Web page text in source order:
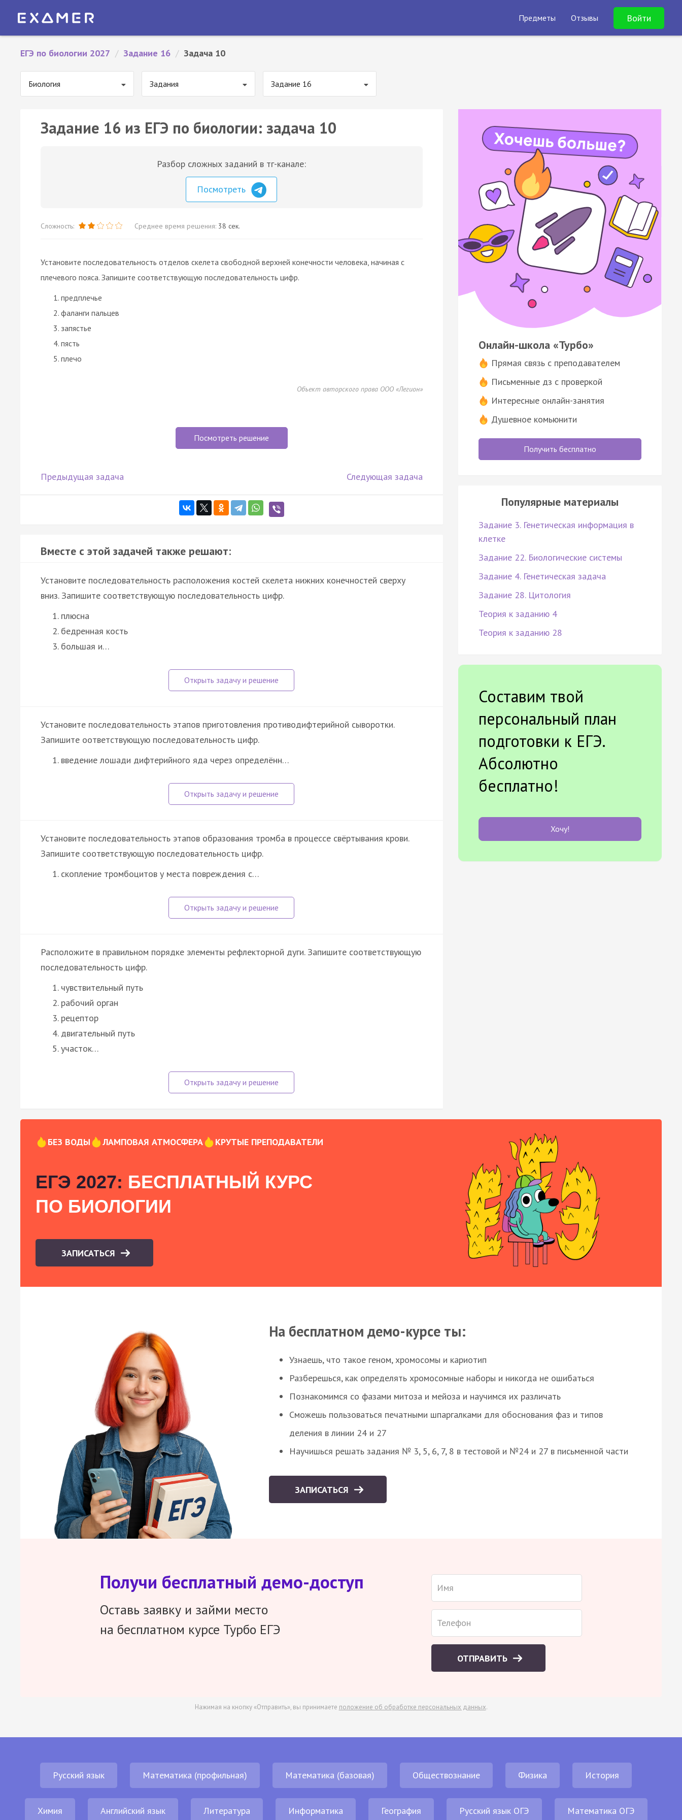
Предметы Отзывы Войти
ЕГЭ по биологии 2027 / Задание 16 / Задача 10
Биология Задания Задание 16
Задание 16 из ЕГЭ по биологии: задача 10
Разбор сложных заданий в тг-канале:
Посмотреть
Сложность: Среднее время решения: 38 сек.
Установите последовательность отделов скелета свободной верхней конечности человека, начиная с
плечевого пояса. Запишите соответствующую последовательность цифр.
предплечье
фаланги пальцев
запястье
пясть
плечо
Объект авторского права ООО «Легион»
Посмотреть решение
Предыдущая задача Следующая задача
Вместе с этой задачей также решают:
Установите последовательность расположения костей скелета нижних конечностей сверху
вниз. Запишите соответствующую последовательность цифр.
плюсна
бедренная кость
большая и…
Установите последовательность этапов приготовления противодифтерийной сыворотки.
Запишите оответствующую последовательность цифр.
введение лошади дифтерийного яда через определённ…
Установите последовательность этапов образования тромба в процессе свёртывания крови.
Запишите соответствующую последовательность цифр.
скопление тромбоцитов у места повреждения с…
Расположите в правильном порядке элементы рефлекторной дуги. Запишите соответствующую
последовательность цифр.
чувствительный путь
рабочий орган
рецептор
двигательный путь
участок…
Онлайн-школа «Турбо»
Прямая связь с преподавателем
Письменные дз с проверкой
Интересные онлайн-занятия
Душевное комьюнити
Получить бесплатно
Популярные материалы
Задание 3. Генетическая информация в
клетке
Задание 22. Биологические системы
Задание 4. Генетическая задача
Задание 28. Цитология
Теория к заданию 4
Теория к заданию 28
Составим твой
персональный план
подготовки к ЕГЭ.
Абсолютно
бесплатно!
Хочу!
БЕЗ ВОДЫ ЛАМПОВАЯ АТМОСФЕРА КРУТЫЕ ПРЕПОДАВАТЕЛИ
ЕГЭ 2027: БЕСПЛАТНЫЙ КУРС
ПО БИОЛОГИИ
ЗАПИСАТЬСЯ
На бесплатном демо-курсе ты:
Узнаешь, что такое геном, хромосомы и кариотип
Разберешься, как определять хромосомные наборы и никогда не ошибаться
Познакомимся со фазами митоза и мейоза и научимся их различать
Сможешь пользоваться печатными шпаргалками для обоснования фаз и типов
деления в линии 24 и 27
Научишься решать задания № 3, 5, 6, 7, 8 в тестовой и №24 и 27 в письменной части
ЗАПИСАТЬСЯ
Получи бесплатный демо-доступ
Оставь заявку и займи место
на бесплатном курсе Турбо ЕГЭ
ОТПРАВИТЬ
Нажимая на кнопку «Отправить», вы принимаете положение об обработке персональных данных.
Русский язык Математика (профильная) Математика (базовая) Обществознание Физика История
Химия Английский язык Литература Информатика География Русский язык ОГЭ Математика ОГЭ